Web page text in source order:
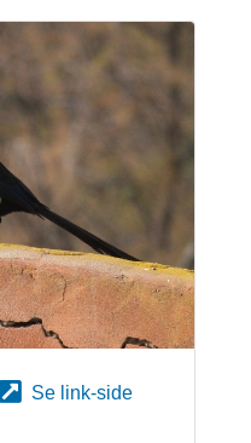
Se link-side